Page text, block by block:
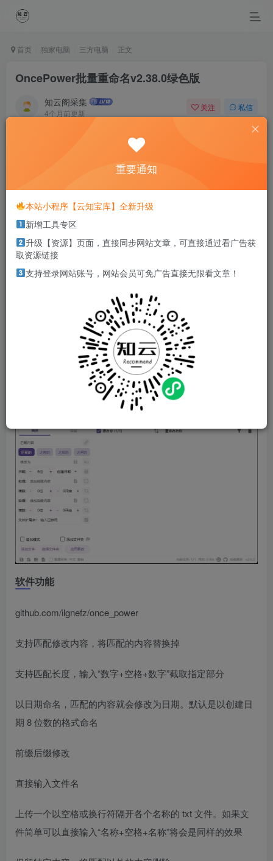
首页 独家电脑 三方电脑 正文
OncePower批量重命名v2.38.0绿色版
知云阁采集
4个月前更新
关注 私信
Those who fly solo have the strongest wings.
那些单独飞翔的人拥有最强大的翅膀
本站部分资源打包为压缩包以方便分享，涉及较多
击解压密码
软件介绍
OncePower 是一款专为 Windows 平台设计的文件和文件夹
批量重命名工具。它不仅支持基本的批量重命名功能，还提
供了一些额外的实用功能，如批量删除空文件夹和批量移动
文件。使用 OncePower，无需学习复杂的正则表达式即可进
行高级匹配和重命名操作。
软件功能
github.com/ilgnefz/once_power
支持匹配修改内容，将匹配的内容替换掉
支持匹配长度，输入“数字+空格+数字”截取指定部分
以日期命名，匹配的内容就会修改为日期。默认是以创建日
期 8 位数的格式命名
前缀后缀修改
直接输入文件名
上传一个以空格或换行符隔开各个名称的 txt 文件。如果文
件简单可以直接输入“名称+空格+名称”将会是同样的效果
重要通知
本站小程序【云知宝库】全新升级
新增工具专区
升级【资源】页面，直接同步网站文章，可直接通过看广告获
取资源链接
支持登录网站账号，网站会员可免广告直接无限看文章！